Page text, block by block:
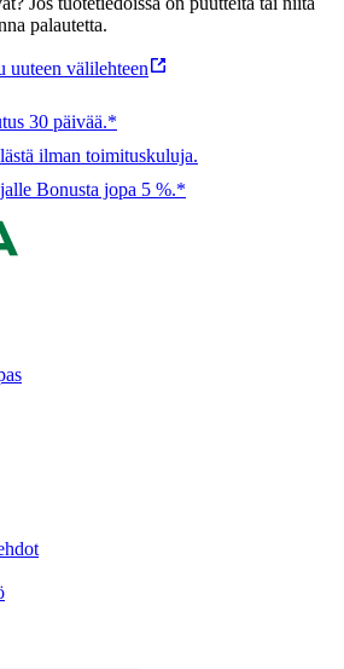
palautetta.
uuteen välilehteen
30 päivää.*
ilman toimituskuluja.
Bonusta jopa 5 %.*